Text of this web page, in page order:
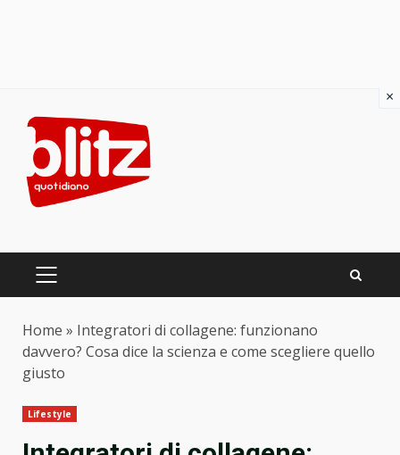
content
PRIMARY
Home » Integratori di collagene: funzionano
davvero? Cosa dice la scienza e come scegliere quello
giusto
Lifestyle
×